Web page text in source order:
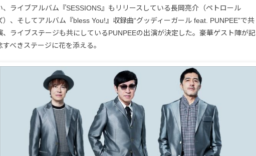
、ライブアルバム『SESSIONS』もリリースしている長岡亮介（ペトロール
）、そしてアルバム『bless You!』収録曲“グッディーガール feat. PUNPEE”で共
、ライブステージも共にしているPUNPEEの出演が決定した。豪華ゲスト陣が記
すべきステージに花を添える。